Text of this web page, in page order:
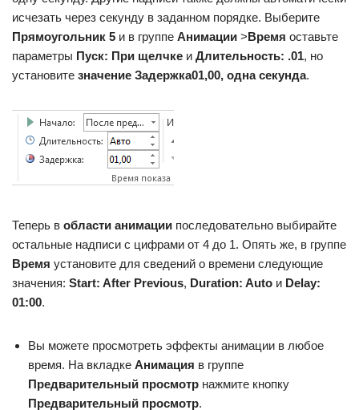
исчезать через секунду в заданном порядке. Выберите
Прямоугольник 5 и в группе Анимации >Время оставьте
параметры Пуск: При щелчке и Длительность: .01, но
установите значение Задержка01,00, одна секунда.
Теперь в области анимации последовательно выбирайте
остальные надписи с цифрами от 4 до 1. Опять же, в группе
Время установите для сведений о времени следующие
значения: Start: After Previous, Duration: Auto и Delay:
01:00.
Вы можете просмотреть эффекты анимации в любое
время. На вкладке Анимация в группе
Предварительный просмотр нажмите кнопку
Предварительный просмотр.